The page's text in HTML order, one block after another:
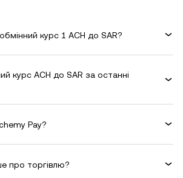
курс 1 ACH до SAR?
курс ACH до SAR за останні
Pay?
про торгівлю?